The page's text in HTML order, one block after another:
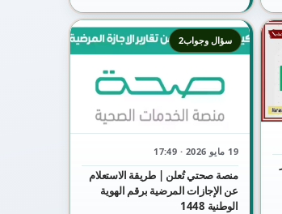
19 مايو 2026 · 17:49
منصة صحتي تُعلن | طريقة الاستعلام
عن الإجازات المرضية برقم الهوية
الوطنية 1448
سؤال وجواب2